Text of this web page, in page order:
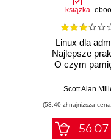
książka
Linux dla
Najlepsze
O czym
systemami
Scott Alan
(53,40 zł najniższa
56.07